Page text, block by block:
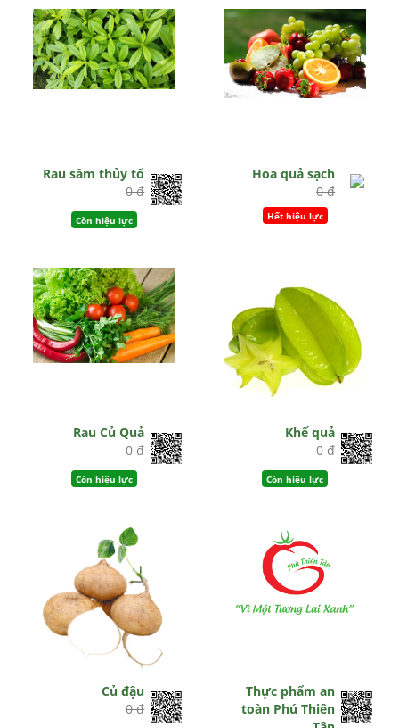
Rau sâm thủy tổ
0 đ
Còn hiệu lực
Hoa quả sạch
0 đ
Hết hiệu lực
Rau Củ Quả
0 đ
Còn hiệu lực
Khế quả
0 đ
Còn hiệu lực
Củ đậu
0 đ
Thực phẩm an
toàn Phú Thiên